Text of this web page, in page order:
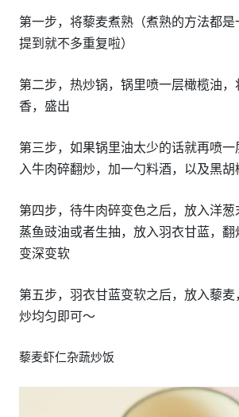
第一步，将藜麦煮熟（煮熟的方法都
提到就不多重复啦）
第二步，热炒锅，锅里喷一层橄榄油
香，盛出
第三步，如果锅里油太少的话就再喷
入牛肉碎翻炒，加一勺料酒，以及黑胡
第四步，待牛肉碎变色之后，放入洋
蒸鱼豉油或者生抽，放入羽衣甘蓝，
变深变软
第五步，羽衣甘蓝变软之后，放入藜麦
炒均匀即可～
藜麦虾仁杂蔬炒饭